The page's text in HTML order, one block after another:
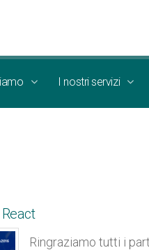
I nostri servizi
Ringraziamo tutti i